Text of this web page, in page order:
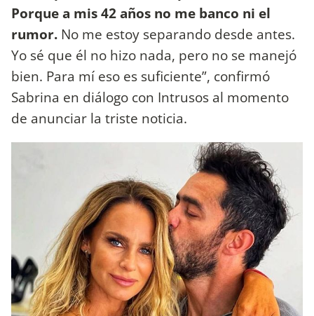
Porque a mis 42 años no me banco ni el
rumor. No me estoy separando desde antes.
Yo sé que él no hizo nada, pero no se manejó
bien. Para mí eso es suficiente”, confirmó
Sabrina en diálogo con Intrusos al momento
de anunciar la triste noticia.